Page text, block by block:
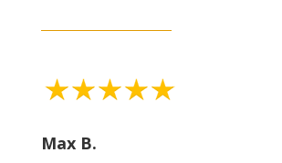
Max B.